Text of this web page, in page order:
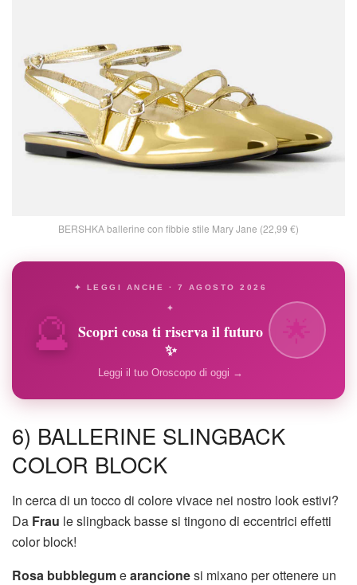
BERSHKA ballerine con fibbie stile Mary Jane (22,99 €)
🔮
✦ LEGGI ANCHE · 7 AGOSTO 2026
✦
Scopri cosa ti riserva il futuro
✨
Leggi il tuo Oroscopo di oggi →
6) BALLERINE SLINGBACK
COLOR BLOCK
In cerca di un tocco di colore vivace nei nostro look estivi?
Da Frau le slingback basse si tingono di eccentrici effetti
color block!
Rosa bubblegumearancionesi mixano per ottenere un